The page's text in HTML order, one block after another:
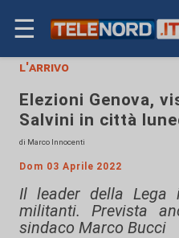
☰
l'arrivo
Elezioni Genova,
Salvini in città
di Marco Innocenti
Dom 03 Aprile 2022
Il leader della Lega
militanti. Prevista
sindaco Marco Bucci